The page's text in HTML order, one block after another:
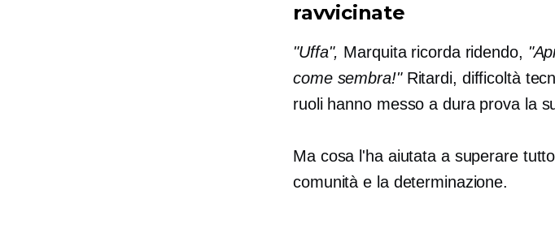
ravvicinate
"Uffa", Marquita ricorda ridendo,
come sembra!"Ritardi, difficoltà
ruoli hanno messo a dura prova la
Ma cosa l'ha aiutata a superare
comunità e la determinazione.